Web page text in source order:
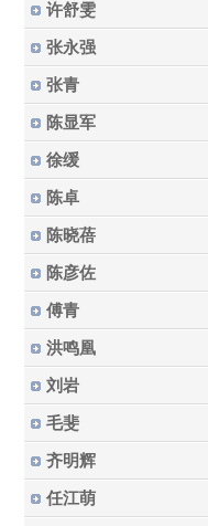
许舒雯
张永强
张青
陈显军
徐缓
陈卓
陈晓蓓
陈彦佐
傅青
洪鸣凰
刘岩
毛斐
齐明辉
任江萌